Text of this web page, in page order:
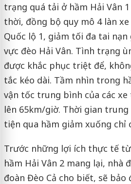
trạng quá tải ở hầm Hải Vân
thời, đồng bộ quy mô 4 làn
Quốc lộ 1, giảm tối đa tai
vực đèo Hải Vân. Tình trạng
được khắc phục triệt để,
tắc kéo dài. Tầm nhìn trong
vận tốc trung bình của các
lên 65km/giờ. Thời gian
tiện qua hầm giảm xuống chỉ
Trước những lợi ích thực tế
hầm Hải Vân 2 mang lại, nhà
đoàn Đèo Cả cho biết, sẽ bảo